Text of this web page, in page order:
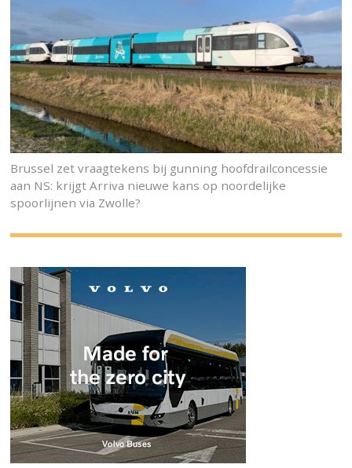
Brussel zet vraagtekens bij gunning hoofdrailconcessie
aan NS: krijgt Arriva nieuwe kans op noordelijke
spoorlijnen via Zwolle?